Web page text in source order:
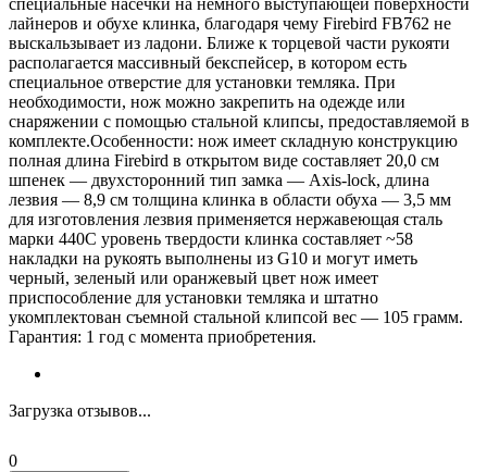
лайнеров и обухе клинка, благодаря чему Firebird FB762 не
выскальзывает из ладони. Ближе к торцевой части рукояти
располагается массивный бекспейсер, в котором есть
специальное отверстие для установки темляка. При
необходимости, нож можно закрепить на одежде или
снаряжении с помощью стальной клипсы, предоставляемой в
комплекте.Особенности: нож имеет складную конструкцию
полная длина Firebird в открытом виде составляет 20,0 см
шпенек — двухсторонний тип замка — Axis-lock, длина
лезвия — 8,9 см толщина клинка в области обуха — 3,5 мм
для изготовления лезвия применяется нержавеющая сталь
марки 440C уровень твердости клинка составляет ~58
накладки на рукоять выполнены из G10 и могут иметь
черный, зеленый или оранжевый цвет нож имеет
приспособление для установки темляка и штатно
укомплектован съемной стальной клипсой вес — 105 грамм.
Гарантия: 1 год с момента приобретения.
Загрузка отзывов...
0